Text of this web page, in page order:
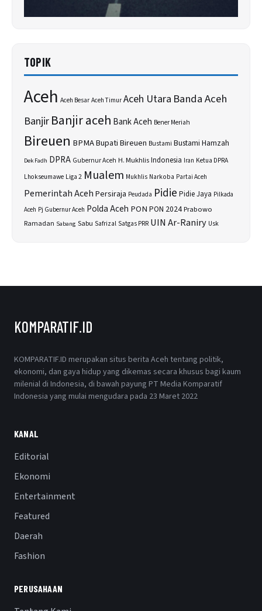
TOPIK
Aceh Aceh Besar Aceh Timur Aceh Utara Banda Aceh
BanjirBanjir aceh Bank Aceh Bener Meriah
Bireuen BPMABupati Bireuen Bustami Bustami Hamzah
Dek Fadh DPRA Gubernur Aceh H. MukhlisIndonesia Iran Ketua DPRA
Lhokseumawe Liga 2 Mualem Mukhlis Narkoba Partai Aceh
Pemerintah AcehPersiraja Peudada Pidie Pidie Jaya Pilkada
Aceh Pj Gubernur Aceh Polda Aceh PON PON 2024Prabowo
Ramadan Sabang Sabu SafrizalSatgas PRR UIN Ar-Raniry Usk
KOMPARATIF.ID
KOMPARATIF.ID merupakan situs berita Aceh tentang politik,
ekonomi, dan gaya hidup yang dikemas secara khusus bagi kaum
milenial di Indonesia, di bawah payung PT Media Komparatif
Indonesia yang mulai mengudara pada 23 Maret 2022
KANAL
Editorial
Ekonomi
Entertainment
Featured
Daerah
Fashion
PERUSAHAAN